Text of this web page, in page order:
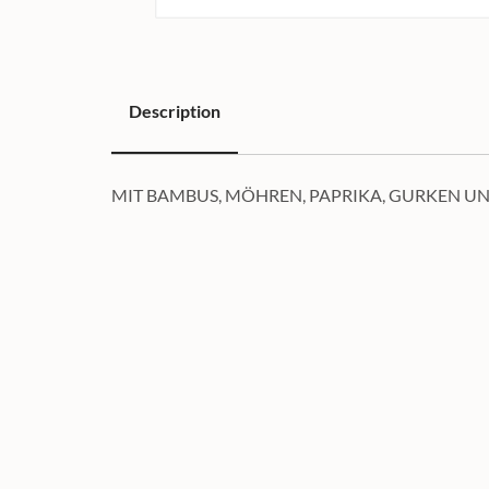
Description
Description
MIT BAMBUS, MÖHREN, PAPRIKA, GURKEN